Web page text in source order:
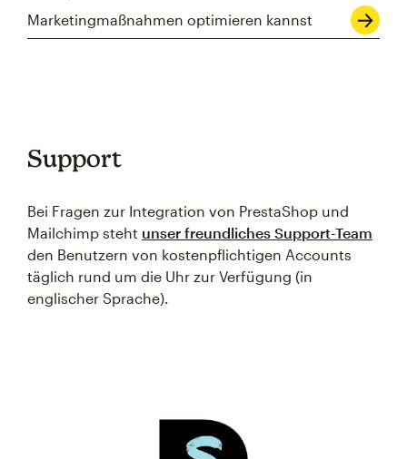
Marketingmaßnahmen optimieren kannst
Support
Bei Fragen zur Integration von PrestaShop und
Mailchimp steht unser freundliches Support-Team
den Benutzern von kostenpflichtigen Accounts
täglich rund um die Uhr zur Verfügung (in
englischer Sprache).